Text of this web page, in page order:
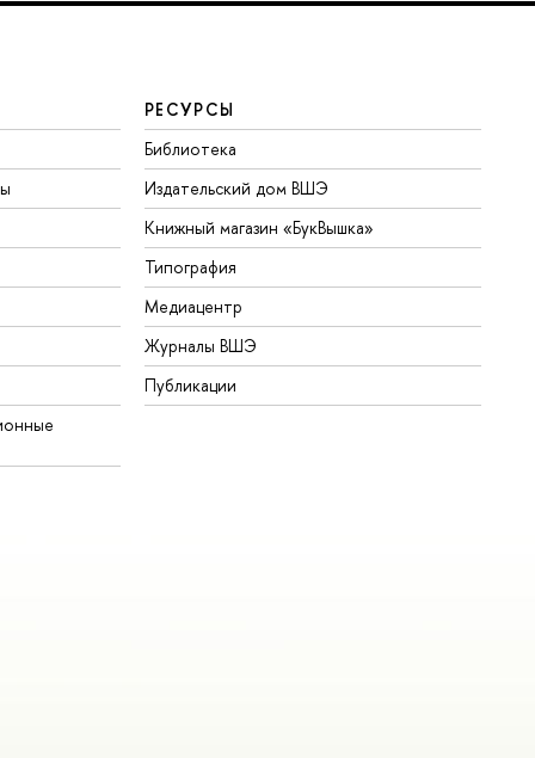
РЕСУРСЫ
Библиотека
Издательский дом ВШЭ
Книжный магазин «БукВышка»
Типография
Медиацентр
Журналы ВШЭ
Публикации